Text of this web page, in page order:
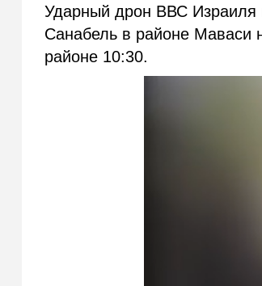
Ударный дрон ВВС Израиля
Санабель в районе Маваси
районе 10:30.